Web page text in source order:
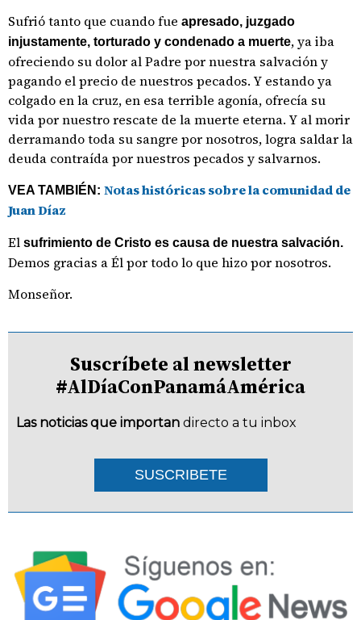
Sufrió tanto que cuando fue apresado, juzgado
injustamente, torturado y condenado a muerte, ya iba
ofreciendo su dolor al Padre por nuestra salvación y
pagando el precio de nuestros pecados. Y estando ya
colgado en la cruz, en esa terrible agonía, ofrecía su
vida por nuestro rescate de la muerte eterna. Y al morir
derramando toda su sangre por nosotros, logra saldar la
deuda contraída por nuestros pecados y salvarnos.
VEA TAMBIÉN: Notas históricas sobre la comunidad de
Juan Díaz
El sufrimiento de Cristo es causa de nuestra salvación.
Demos gracias a Él por todo lo que hizo por nosotros.
Monseñor.
Suscríbete al newsletter
#AlDíaConPanamáAmérica
Las noticias que importan directo a tu inbox
SUSCRIBETE